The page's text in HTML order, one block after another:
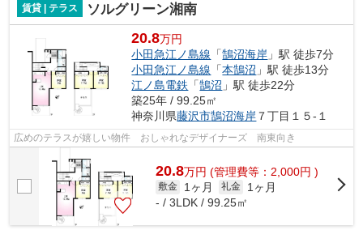
賃貸 | テラス ソルグリーン湘南
20.8万円
小田急江ノ島線 「鵠沼海岸 」駅 徒歩7分
小田急江ノ島線 「本鵠沼 」駅 徒歩13分
江ノ島電鉄 「鵠沼 」駅 徒歩22分
築25年 / 99.25㎡
神奈川県藤沢市鵠沼海岸 ７丁目１５-１
広めのテラスが嬉しい物件 おしゃれなデザイナーズ 南東向き
20.8万円 (管理費等：2,000円 )
敷金 1ヶ月 礼金
1ヶ月
- / 3LDK / 99.25㎡